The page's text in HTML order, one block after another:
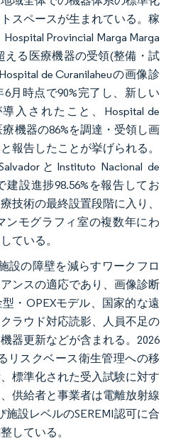
スペースが生まれている。稼
Provincial Marga Marga
える医療機器の受領(整備・試
de Curanilaheuの画像診
月時点で90%完了し、新しい
入されたこと、Hospital de
機器の86%を調達・受領し画
報告したことが挙げられる。
とInstituto Nacional de
建設進捗98.56%を報告してお
技術の最終設置段階に入り、
ンモグラフィ室の複数年にわ
ている。
設の障壁を減らすワークフロ
ンスの適応であり、画像診断
・OPEXモデル、国家的な遠
ラウド対応読影、人員不足の
器更新などが含まれる。2026
リスクベース衛生管理への移
標準化された受入試験に対す
供給者と事業者は電離放射線
設レベルのSEREMI認可に合
している。